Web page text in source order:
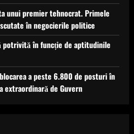
unui premier tehnocrat. Primele
în negocierile politice
potrivită în funcție de aptitudinile
a peste 6.800 de posturi în
extraordinară de Guvern